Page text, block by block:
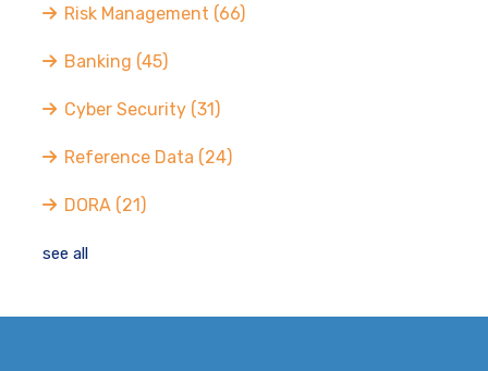
Risk Management (66)
Banking (45)
Cyber Security (31)
Reference Data (24)
DORA (21)
see all